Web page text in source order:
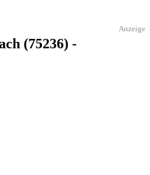
Anzeige
(75236) -